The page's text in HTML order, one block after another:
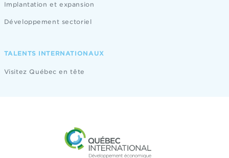
Implantation et expansion
Développement sectoriel
TALENTS INTERNATIONAUX
Visitez Québec en tête